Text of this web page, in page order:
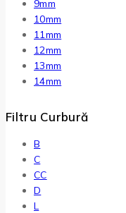
9mm
10mm
11mm
12mm
13mm
14mm
Filtru Curbură
B
C
CC
D
L